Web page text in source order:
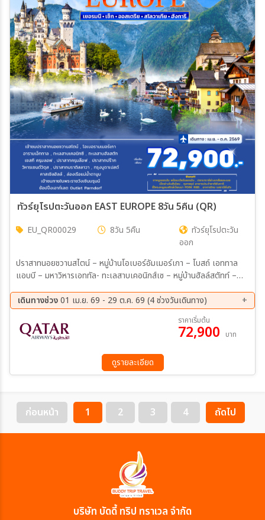
ทัวร์ยุโรปตะวันออก EAST EUROPE 8วัน 5คืน (QR)
EU_QR00029 8วัน 5คืน
ทัวร์ยุโรปตะวัน
ออก
ปราสาทนอยชวานสไตน์ – หมู่บ้านโอเบอร์อัมเมอร์เกา – โบสถ์ เอททาล
แอบบี – มหาวิหารเอททัล- ทะเลสาบเคอนิกส์เซ – หมู่บ้านฮัลล์สตัทท์ –
เซนต์วิตัส – สะพานชาร์ลส์ - จัตุรัสเมืองเก่า – อนุสาวรีย์ยานฮุส – หอ
นาฬิกาดาราศาสตร์
เดินทางช่วง01 เม.ย. 69 - 29 ต.ค. 69 (4 ช่วงวันเดินทาง)
22 ก.ย. 69 - 29 ก.ย. 69
13 ต.ค. 69 - 20 ต.ค. 69
22 ต.ค. 69 - 29 ต.ค. 69
ราคาเริ่มต้น
72,900 บาท
ดูรายละเอียด
ก่อนหน้า 1 2 3 4 ถัดไป
บริษัท บัดดี้ ทริป ทราเวล จำกัด